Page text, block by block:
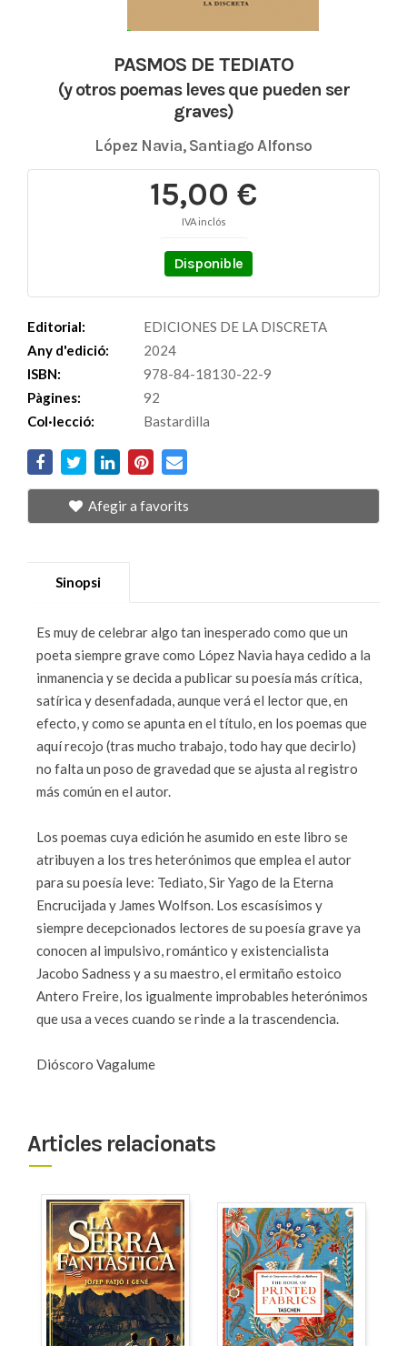
PASMOS DE TEDIATO
(y otros poemas leves que pueden ser
graves)
López Navia, Santiago Alfonso
15,00 €
IVA inclós
Disponible
Editorial:
EDICIONES DE LA DISCRETA
Any d'edició:
2024
ISBN:
978-84-18130-22-9
Pàgines:
92
Col·lecció:
Bastardilla
Afegir a favorits
Sinopsi
Es muy de celebrar algo tan inesperado como que un
poeta siempre grave como López Navia haya cedido a la
inmanencia y se decida a publicar su poesía más crítica,
satírica y desenfadada, aunque verá el lector que, en
efecto, y como se apunta en el título, en los poemas que
aquí recojo (tras mucho trabajo, todo hay que decirlo)
no falta un poso de gravedad que se ajusta al registro
más común en el autor.
Los poemas cuya edición he asumido en este libro se
atribuyen a los tres heterónimos que emplea el autor
para su poesía leve: Tediato, Sir Yago de la Eterna
Encrucijada y James Wolfson. Los escasísimos y
siempre decepcionados lectores de su poesía grave ya
conocen al impulsivo, romántico y existencialista
Jacobo Sadness y a su maestro, el ermitaño estoico
Antero Freire, los igualmente improbables heterónimos
que usa a veces cuando se rinde a la trascendencia.
Dióscoro Vagalume
Articles relacionats